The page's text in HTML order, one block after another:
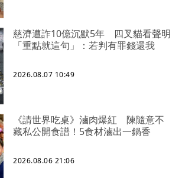
慈濟遭詐10億沉默5年 四叉貓看聲明
「重點就這句」：若判有罪錢還我
2026.08.07 10:49
《請世界吃桌》滷肉爆紅 陳隨意不
藏私公開食譜！5食材滷出一鍋香
2026.08.06 21:06